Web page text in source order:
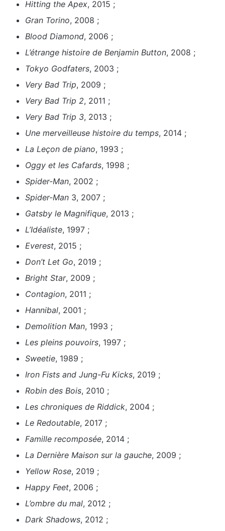
Hitting the Apex, 2015 ;
Gran Torino, 2008 ;
Blood Diamond, 2006 ;
L’étrange histoire de Benjamin Button, 2008 ;
Tokyo Godfaters, 2003 ;
Very Bad Trip, 2009 ;
Very Bad Trip 2, 2011 ;
Very Bad Trip 3, 2013 ;
Une merveilleuse histoire du temps, 2014 ;
La Leçon de piano, 1993 ;
Oggy et les Cafards, 1998 ;
Spider-Man, 2002 ;
Spider-Man 3, 2007 ;
Gatsby le Magnifique, 2013 ;
L’Idéaliste, 1997 ;
Everest, 2015 ;
Don’t Let Go, 2019 ;
Bright Star, 2009 ;
Contagion, 2011 ;
Hannibal, 2001 ;
Demolition Man, 1993 ;
Les pleins pouvoirs, 1997 ;
Sweetie, 1989 ;
Iron Fists and Jung-Fu Kicks, 2019 ;
Robin des Bois, 2010 ;
Les chroniques de Riddick, 2004 ;
Le Redoutable, 2017 ;
Famille recomposée, 2014 ;
La Dernière Maison sur la gauche, 2009 ;
Yellow Rose, 2019 ;
Happy Feet, 2006 ;
L’ombre du mal, 2012 ;
Dark Shadows, 2012 ;